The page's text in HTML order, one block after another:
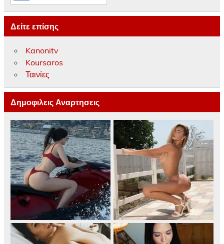
Δείτε επίσης
Kanonitv
Koursaros
Ταινίες
Δημοφιλεις Αναρτησεις